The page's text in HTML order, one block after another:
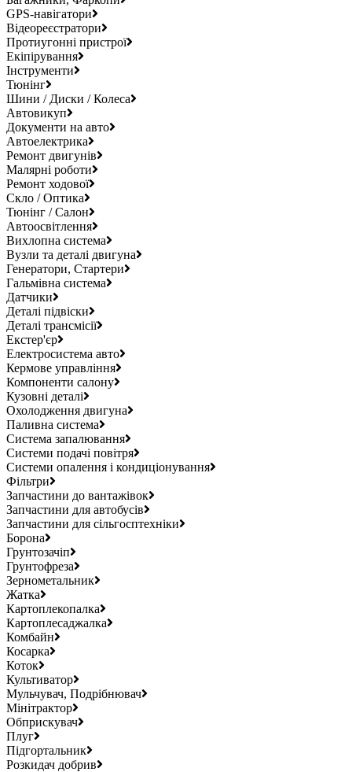
GPS-навігатори
Відеореєстратори
Протиугонні пристрої
Екіпірування
Інструменти
Тюнінг
Шини / Диски / Колеса
Автовикуп
Документи на авто
Автоелектрика
Ремонт двигунів
Малярні роботи
Ремонт ходової
Скло / Оптика
Тюнінг / Салон
Автоосвітлення
Вихлопна система
Вузли та деталі двигуна
Генератори, Стартери
Гальмівна система
Датчики
Деталі підвіски
Деталі трансмісії
Екстер'єр
Електросистема авто
Кермове управління
Компоненти салону
Кузовні деталі
Охолодження двигуна
Паливна система
Система запалювання
Системи подачі повітря
Системи опалення і кондиціонування
Фільтри
Запчастини до вантажівок
Запчастини для автобусів
Запчастини для сільгосптехніки
Борона
Грунтозачіп
Грунтофреза
Зернометальник
Жатка
Картоплекопалка
Картоплесаджалка
Комбайн
Косарка
Коток
Культиватор
Мульчувач, Подрібнювач
Мінітрактор
Обприскувач
Плуг
Підгортальник
Розкидач добрив